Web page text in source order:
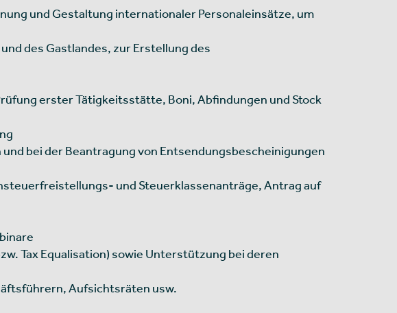
und Gestaltung internationaler Personaleinsätze, um
des Gastlandes, zur Erstellung des
erster Tätigkeitsstätte, Boni, Abfindungen und Stock
bei der Beantragung von Entsendungsbescheinigungen
und Steuerklassenanträge, Antrag auf
Tax Equalisation) sowie Unterstützung bei deren
Aufsichtsräten usw.